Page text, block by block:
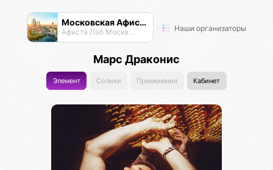
Московская Афиста
Афиста Лаб Москвы и Подпосковья Наши организаторы
Марс Драконис
Элемент Солики Применения Кабинет